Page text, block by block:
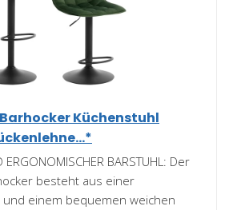
Barhocker Küchenstuhl
ERGONOMISCHER BARSTUHL: Der
besteht aus einer
einem bequemen weichen